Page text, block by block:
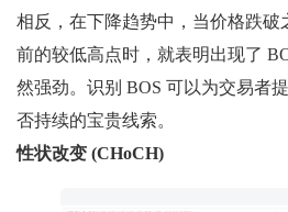
相反，在下降趋势中，当价格跌破
前的较低高点时，就表明出现了
然强劲。识别 BOS 可以为交易者
否持续的宝贵线索。
性状改变 (CHoCH)